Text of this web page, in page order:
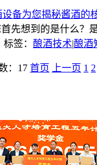
备为您揭秘酱酒的
先想到的是什么？
标签： 酿酒技术|酿酒
：17 首页 上一页 1 2